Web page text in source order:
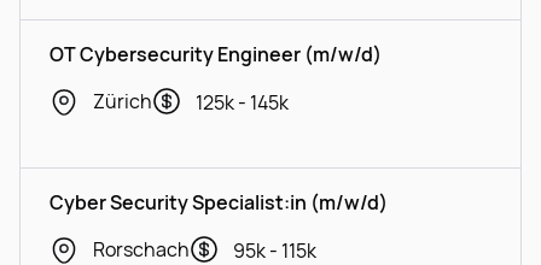
OT Cybersecurity Engineer (m/w/d)
Zürich
125k - 145k
Cyber Security Specialist:in (m/w/d)
Rorschach
95k - 115k